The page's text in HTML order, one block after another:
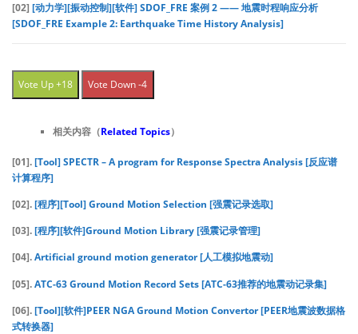
[02] [动力学][振动控制][软件] SDOF_FRE 案例 2 —— 地震时程响应分析
[SDOF_FRE Example 2: Earthquake Time History Analysis]
Vote Up +18 Vote Down -4
相关内容（Related Topics）
[01].[Tool] SPECTR – A program for Response Spectra Analysis [反应谱
计算程序]
[02].[程序][Tool] Ground Motion Selection [强震记录选取]
[03].[程序][软件]Ground Motion Library [强震记录管理]
[04].Artificial ground motion generator [人工模拟地震动]
[05].ATC-63 Ground Motion Record Sets [ATC-63推荐的地震动记录集]
[06].[Tool][软件]PEER NGA Ground Motion Convertor [PEER地震波数据格
式转换器]